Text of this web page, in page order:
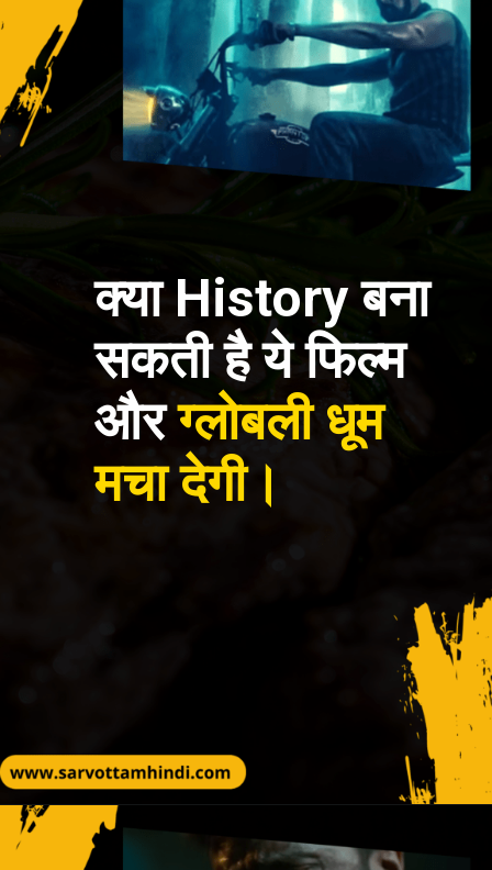
क्या History बना
सकती है ये फिल्म
औरग्लोबली धूम
मचा देगी।